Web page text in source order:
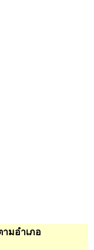
ามอำเภอ